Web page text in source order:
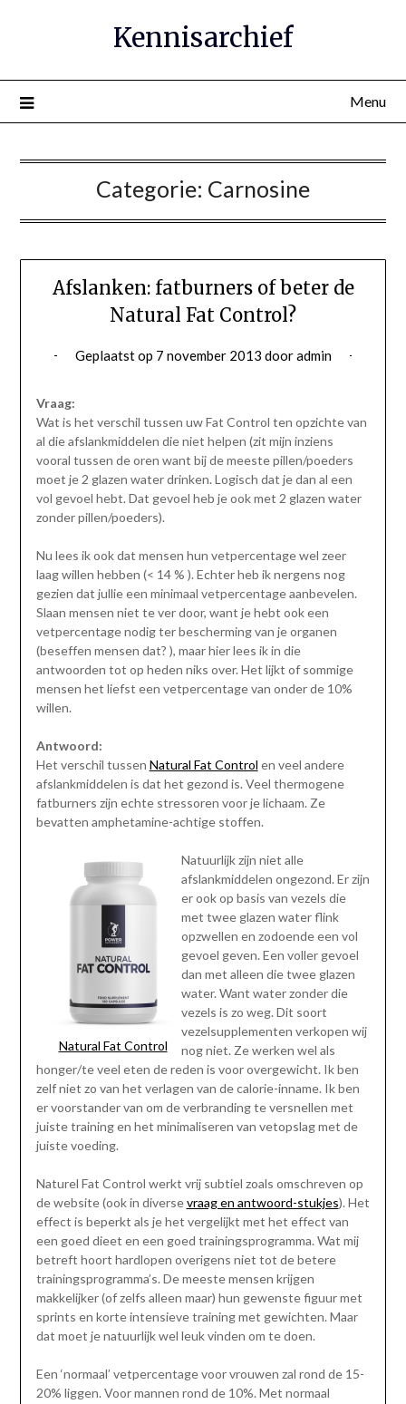
inhoud
Kennisarchief
Menu
Categorie: Carnosine
Afslanken: fatburners of beter de
Natural Fat Control?
Geplaatst op 7 november 2013 dooradmin
Vraag:
Wat is het verschil tussen uw Fat Control ten opzichte van
al die afslankmiddelen die niet helpen (zit mijn inziens
vooral tussen de oren want bij de meeste pillen/poeders
moet je 2 glazen water drinken. Logisch dat je dan al een
vol gevoel hebt. Dat gevoel heb je ook met 2 glazen water
zonder pillen/poeders).
Nu lees ik ook dat mensen hun vetpercentage wel zeer
laag willen hebben (< 14 % ). Echter heb ik nergens nog
gezien dat jullie een minimaal vetpercentage aanbevelen.
Slaan mensen niet te ver door, want je hebt ook een
vetpercentage nodig ter bescherming van je organen
(beseffen mensen dat? ), maar hier lees ik in die
antwoorden tot op heden niks over. Het lijkt of sommige
mensen het liefst een vetpercentage van onder de 10%
willen.
Antwoord:
Het verschil tussen Natural Fat Control en veel andere
afslankmiddelen is dat het gezond is. Veel thermogene
fatburners zijn echte stressoren voor je lichaam. Ze
bevatten amphetamine-achtige stoffen.
Natural Fat Control
Natuurlijk zijn niet alle
afslankmiddelen ongezond. Er zijn
er ook op basis van vezels die
met twee glazen water flink
opzwellen en zodoende een vol
gevoel geven. Een voller gevoel
dan met alleen die twee glazen
water. Want water zonder die
vezels is zo weg. Dit soort
vezelsupplementen verkopen wij
nog niet. Ze werken wel als
honger/te veel eten de reden is voor overgewicht. Ik ben
zelf niet zo van het verlagen van de calorie-inname. Ik ben
er voorstander van om de verbranding te versnellen met
juiste training en het minimaliseren van vetopslag met de
juiste voeding.
Naturel Fat Control werkt vrij subtiel zoals omschreven op
de website (ook in diversevraag en antwoord-stukjes). Het
effect is beperkt als je het vergelijkt met het effect van
een goed dieet en een goed trainingsprogramma. Wat mij
betreft hoort hardlopen overigens niet tot de betere
trainingsprogramma’s. De meeste mensen krijgen
makkelijker (of zelfs alleen maar) hun gewenste figuur met
sprints en korte intensieve training met gewichten. Maar
dat moet je natuurlijk wel leuk vinden om te doen.
Een ‘normaal’ vetpercentage voor vrouwen zal rond de 15-
20% liggen. Voor mannen rond de 10%. Met normaal